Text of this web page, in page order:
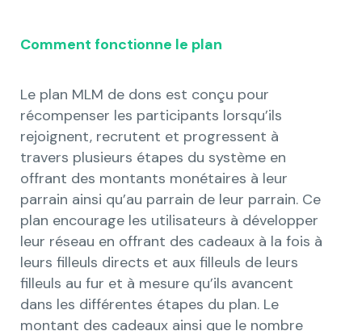
Comment fonctionne le plan
Le plan MLM de dons est conçu pour
récompenser les participants lorsqu’ils
rejoignent, recrutent et progressent à
travers plusieurs étapes du système en
offrant des montants monétaires à leur
parrain ainsi qu’au parrain de leur parrain. Ce
plan encourage les utilisateurs à développer
leur réseau en offrant des cadeaux à la fois à
leurs filleuls directs et aux filleuls de leurs
filleuls au fur et à mesure qu’ils avancent
dans les différentes étapes du plan. Le
montant des cadeaux ainsi que le nombre